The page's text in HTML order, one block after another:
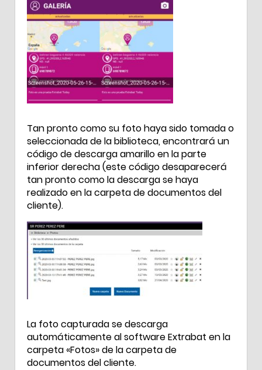
Tan pronto como su foto haya sido tomada o
seleccionada de la biblioteca, encontrará un
código de descarga amarillo en la parte
inferior derecha (este código desaparecerá
tan pronto como la descarga se haya
realizado en la carpeta de documentos del
cliente).
La foto capturada se descarga
automáticamente al software Extrabat en la
carpeta «Fotos» de la carpeta de
documentos del cliente.